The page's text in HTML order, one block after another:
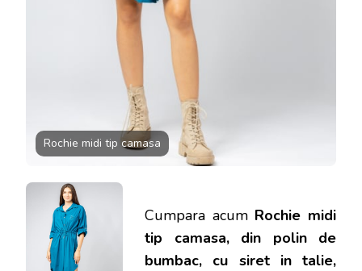
Rochie midi tip camasa
Cumpara acumRochie midi
tip camasa, din polin de
bumbac, cu siret in talie,